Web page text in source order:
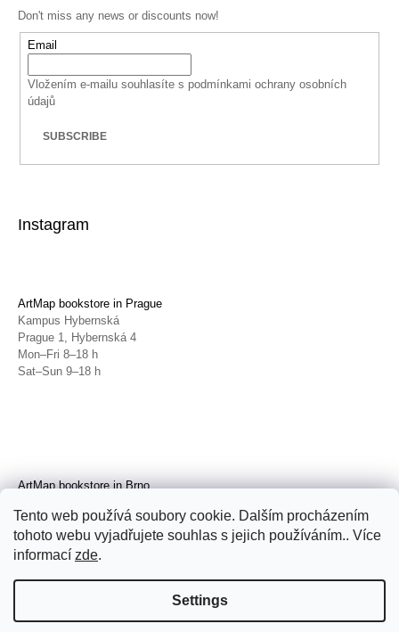
Tento web používá soubory cookie. Dalším procházením
tohoto webu vyjadřujete souhlas s jejich používáním.. Více
informací zde.
Settings
Don't miss any news or discounts now!
Email
Vložením e-mailu souhlasíte s podmínkami ochrany osobních
údajů
SUBSCRIBE
Instagram
ArtMap bookstore in Prague
Kampus Hybernská
Prague 1, Hybernská 4
Mon–Fri 8–18 h
Sat–Sun 9–18 h
ArtMap bookstore in Brno
Brno, Radnická 4
Tue–Fri 11–19 h
Sat 14–19 h